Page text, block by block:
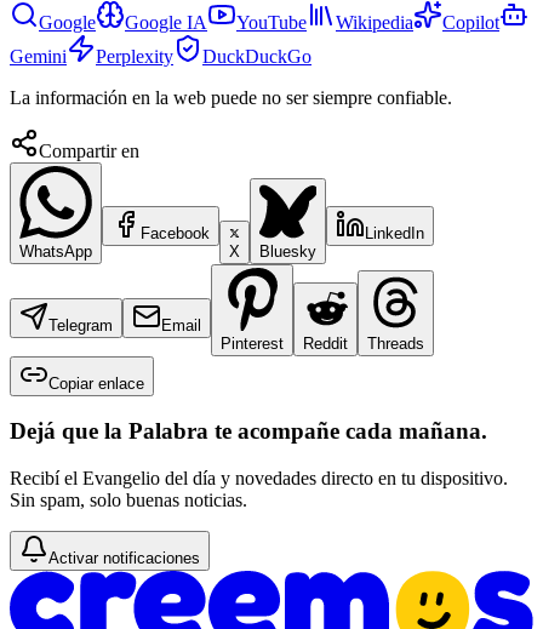
Google
Google IA YouTube Wikipedia
Copilot
Gemini
Perplexity
DuckDuckGo
La información en la web puede no ser siempre confiable.
Compartir en
WhatsApp
Facebook
X
Bluesky
LinkedIn
Telegram
Email
Pinterest
Reddit Threads
Copiar enlace
Dejá que la Palabra te acompañe cada mañana.
Recibí el Evangelio del día y novedades directo en tu dispositivo.
Sin spam, solo buenas noticias.
Activar notificaciones